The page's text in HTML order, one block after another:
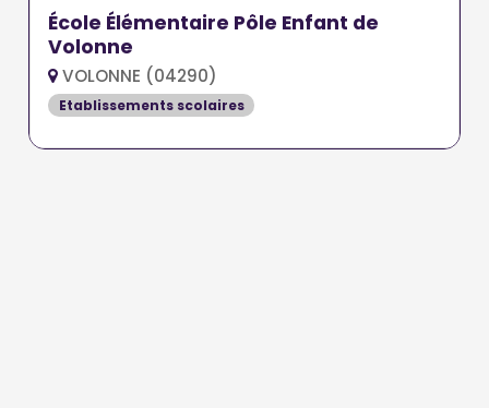
École Élémentaire Pôle Enfant de
Volonne
VOLONNE (04290)
Etablissements scolaires